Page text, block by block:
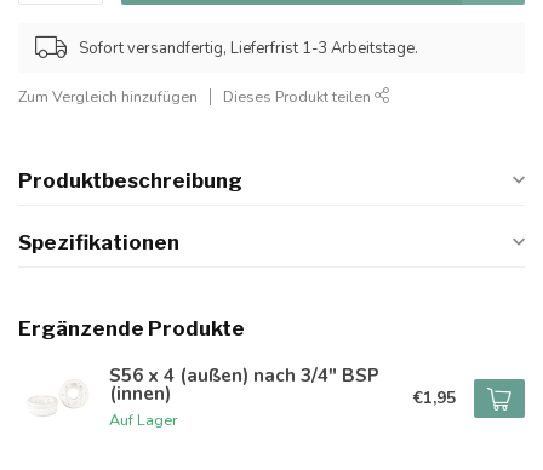
Sofort versandfertig, Lieferfrist 1-3 Arbeitstage.
Zum Vergleich hinzufügen Dieses Produkt teilen
Produktbeschreibung
Spezifikationen
Ergänzende Produkte
S56 x 4 (außen) nach 3/4" BSP
(innen)
Auf Lager
€1,95